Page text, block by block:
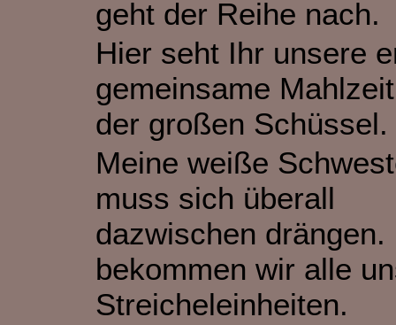
geht der Reihe nach.
Hier seht Ihr unsere
gemeinsame
der großen Schüssel.
Meine weiße
muss sich überall
dazwischen drängen.
bekommen wir alle
Streicheleinheiten.